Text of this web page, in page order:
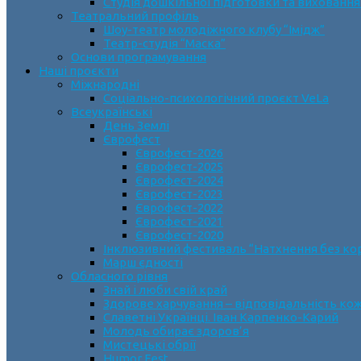
Театральний профіль
Шоу-театр молодіжного клубу “Імідж”
Театр-студія “Маска”
Основи програмування
Наші проєкти
Міжнародні
Соціально-психологічний проєкт VeLa
Всеукраїнські
День Землі
Єврофест
Єврофест-2026
Єврофест-2025
Єврофест-2024
Єврофест-2023
Єврофест-2022
Єврофест-2021
Єврофест-2020
Інклюзивний фестиваль “Натхнення без
Марш єдності
Обласного рівня
Знай і люби свій край
Здорове харчування – відповідальність
Славетні Українці. Іван Карпенко-Карий
Молодь обирає здоров’я
Мистецькі обрії
Humor Fest